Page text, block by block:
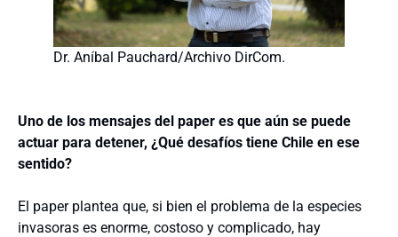
Dr. Aníbal Pauchard/Archivo DirCom.
Uno de los mensajes del paper es que aún se puede
actuar para detener, ¿Qué desafíos tiene Chile en ese
sentido?
El paper plantea que, si bien el problema de la especies
invasoras es enorme, costoso y complicado, hay